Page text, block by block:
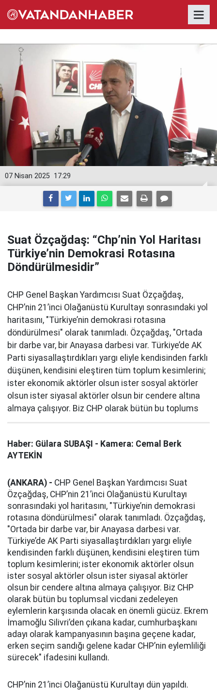
17:29
07 Nisan 2025
Suat Özçağdaş: “Chp’nin Yol Haritası
Türkiye’nin Demokrasi Rotasına
Döndürülmesidir”
CHP Genel Başkan Yardımcısı Suat Özçağdaş,
CHP’nin 21’inci Olağanüstü Kurultayı sonrasındaki yol
haritasını, "Türkiye’nin demokrasi rotasına
döndürülmesi" olarak tanımladı. Özçağdaş, "Ortada
bir darbe var, bir Anayasa darbesi var. Türkiye’de AK
Parti siyasallaştırdıkları yargı eliyle kendisinden farklı
düşünen, kendisini eleştiren tüm toplum kesimlerini;
ister ekonomik aktörler olsun ister sosyal aktörler
olsun ister siyasal aktörler olsun bir cendere altına
almaya çalışıyor. Biz CHP olarak bütün bu toplums
Haber: Gülara SUBAŞI - Kamera: Cemal Berk
AYTEKİN
(ANKARA) - CHP Genel Başkan Yardımcısı Suat
Özçağdaş, CHP’nin 21’inci Olağanüstü Kurultayı
sonrasındaki yol haritasını, "Türkiye’nin demokrasi
rotasına döndürülmesi" olarak tanımladı. Özçağdaş,
"Ortada bir darbe var, bir Anayasa darbesi var.
Türkiye’de AK Parti siyasallaştırdıkları yargı eliyle
kendisinden farklı düşünen, kendisini eleştiren tüm
toplum kesimlerini; ister ekonomik aktörler olsun
ister sosyal aktörler olsun ister siyasal aktörler
olsun bir cendere altına almaya çalışıyor. Biz CHP
olarak bütün bu toplumsal vicdani zedeleyen
eylemlerin karşısında olacak en önemli gücüz. Ekrem
İmamoğlu Silivri’den çıkana kadar, cumhurbaşkanı
adayı olarak kampanyasının başına geçene kadar,
erken seçim sandığı gelene kadar CHP’nin eylemliliği
sürecek" ifadesini kullandı.
CHP’nin 21’inci Olağanüstü Kurultayı dün yapıldı.